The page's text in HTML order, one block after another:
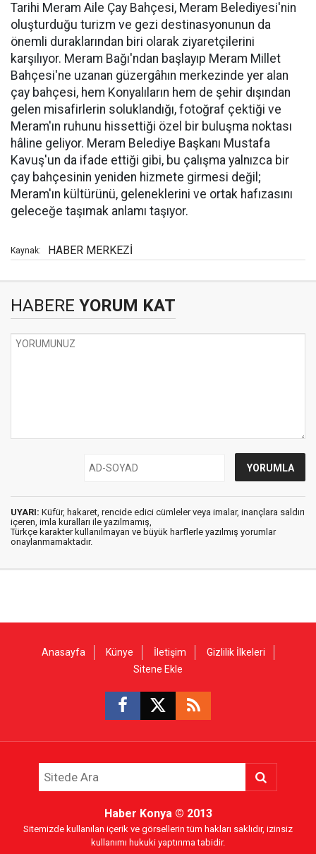
Tarihi Meram Aile Çay Bahçesi, Meram Belediyesi'nin
oluşturduğu turizm ve gezi destinasyonunun da
önemli duraklarından biri olarak ziyaretçilerini
karşılıyor. Meram Bağı'ndan başlayıp Meram Millet
Bahçesi'ne uzanan güzergâhın merkezinde yer alan
çay bahçesi, hem Konyalıların hem de şehir dışından
gelen misafirlerin soluklandığı, fotoğraf çektiği ve
Meram'ın ruhunu hissettiği özel bir buluşma noktası
hâline geliyor. Meram Belediye Başkanı Mustafa
Kavuş'un da ifade ettiği gibi, bu çalışma yalnızca bir
çay bahçesinin yeniden hizmete girmesi değil;
Meram'ın kültürünü, geleneklerini ve ortak hafızasını
geleceğe taşımak anlamı taşıyor.
Kaynak: HABER MERKEZİ
HABERE YORUM KAT
UYARI: Küfür, hakaret, rencide edici cümleler veya imalar, inançlara saldırı
içeren, imla kuralları ile yazılmamış,
Türkçe karakter kullanılmayan ve büyük harflerle yazılmış yorumlar
onaylanmamaktadır.
Anasayfa Künye İletişim
Gizlilik İlkeleri
Sitene Ekle
Haber Konya© 2013
Sitemizde kullanılan içerik ve görsellerin tüm hakları saklıdır, izinsiz
kullanımı hukuki yaptırıma tabidir.